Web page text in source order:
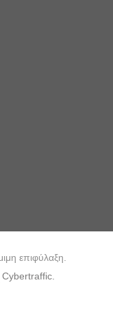
επιφύλαξη.
Cybertraffic.